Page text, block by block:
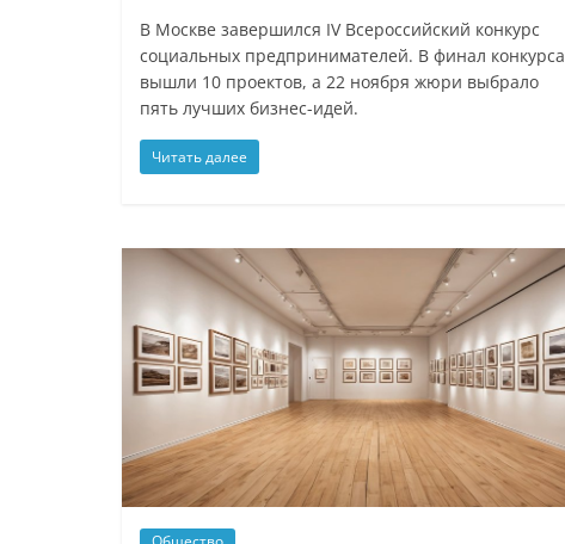
В Москве завершился IV Всероссийский конкурс
социальных предпринимателей. В финал конкурса
вышли 10 проектов, а 22 ноября жюри выбрало
пять лучших бизнес-идей.
Читать далее